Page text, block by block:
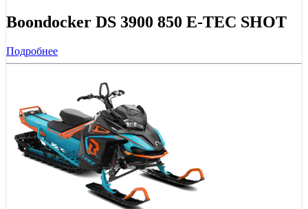
Boondocker DS 3900 850 E-TEC SHOT
Подробнее